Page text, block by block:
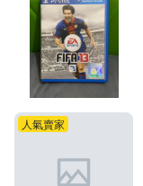
人氣賣家